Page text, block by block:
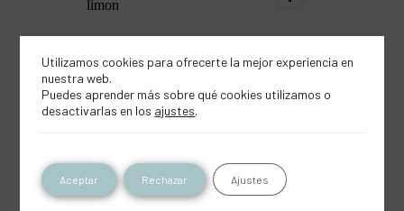
limon
Inspírate con este
producto
Utilizamos cookies para ofrecerte la mejor experiencia en
nuestra web.
Puedes aprender más sobre qué cookies utilizamos o
desactivarlas en los ajustes.
Aceptar Rechazar Ajustes